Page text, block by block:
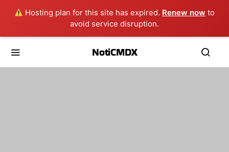
Hosting plan for this site has expired. Renew now to
avoid service disruption.
NotiCMDX